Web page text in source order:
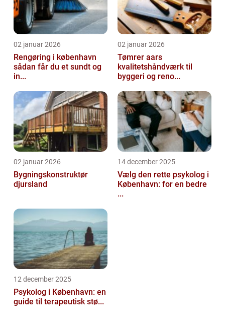
02 januar 2026
Rengøring i københavn
sådan får du et sundt og
in...
02 januar 2026
Tømrer aars
kvalitetshåndværk til
byggeri og reno...
02 januar 2026
Bygningskonstruktør
djursland
14 december 2025
Vælg den rette psykolog i
København: for en bedre
...
12 december 2025
Psykolog i København: en
guide til terapeutisk stø...